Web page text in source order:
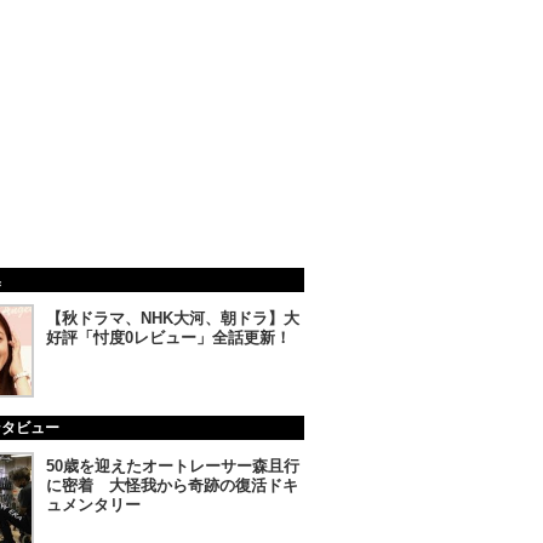
【秋ドラマ、NHK大河、朝ドラ】大
好評「忖度0レビュー」全話更新！
ビュー
50歳を迎えたオートレーサー森且行
に密着 大怪我から奇跡の復活ドキ
ュメンタリー